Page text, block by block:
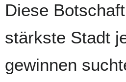
Diese
stärkste Stadt
gewinnen